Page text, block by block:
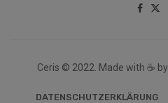
Ceris © 2022. Made with ☕ by
DATENSCHUTZERKLÄRUNG